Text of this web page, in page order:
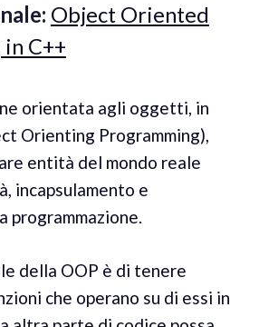
Object Oriented
C++
orientata agli oggetti, in
Orienting Programming),
entità del mondo reale
incapsulamento e
programmazione.
della OOP è di tenere
che operano su di essi in